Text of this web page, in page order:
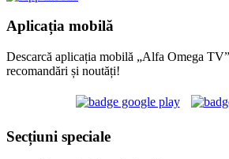
Aplicația mobilă
Descarcă aplicația mobilă „Alfa Omega
recomandări și noutăți!
Secțiuni speciale